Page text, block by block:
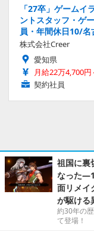
「27卒」ゲームイ
ントスタッフ・ゲ
員・年間休日10/名
株式会社Creer
愛知県
月給22万4,700
契約社員
祖国に裏
なった
面リメイ
が駆ける
約30年の
て登場！